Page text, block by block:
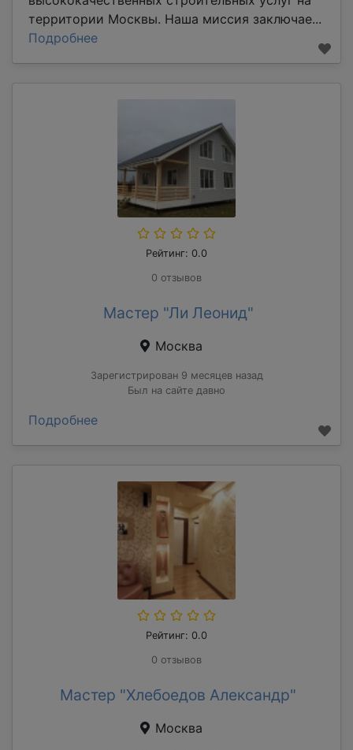
территории Москвы. Наша миссия заключае...
Подробнее
Рейтинг: 0.0
0 отзывов
Мастер "Ли Леонид"
Москва
Зарегистрирован 9 месяцев назад
Был на сайте давно
Подробнее
Рейтинг: 0.0
0 отзывов
Мастер "Хлебоедов Александр"
Москва